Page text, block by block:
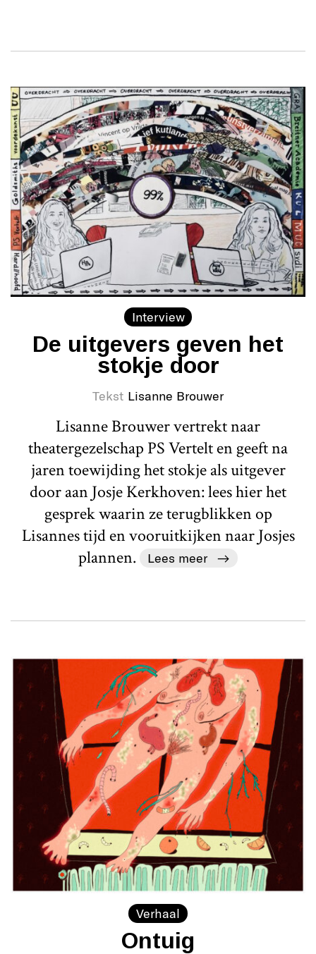
Interview
De uitgevers geven het
stokje door
Tekst Lisanne Brouwer
Lisanne Brouwer vertrekt naar
theatergezelschap PS Vertelt en geeft na
jaren toewijding het stokje als uitgever
door aan Josje Kerkhoven: lees hier het
gesprek waarin ze terugblikken op
Lisannes tijd en vooruitkijken naar Josjes
plannen.
Lees meer
Verhaal
Ontuig